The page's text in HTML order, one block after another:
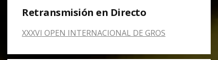
Retransmisión en Directo
XXXVI OPEN INTERNACIONAL DE GROS